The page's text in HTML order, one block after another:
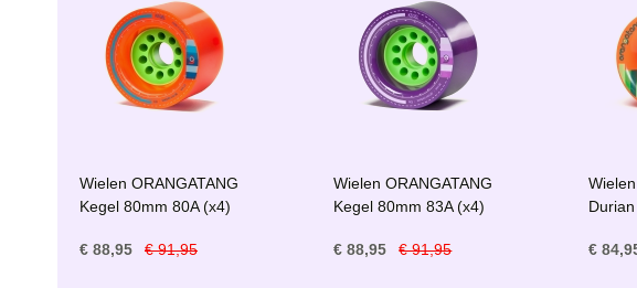
Wielen ORANGATANG
Kegel 80mm 80A (x4)
€ 88,95 € 91,95
Wielen ORANGATANG
Kegel 80mm 83A (x4)
€ 88,95 € 91,95 €